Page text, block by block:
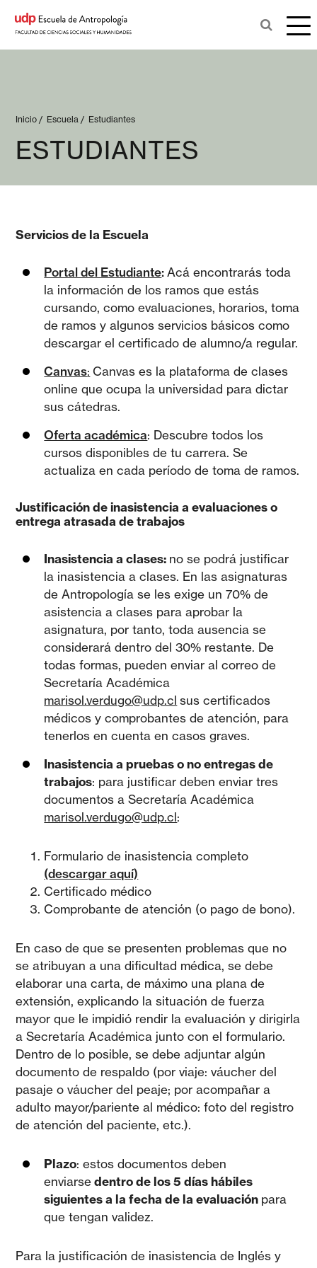
Inicio / Escuela / Estudiantes
ESTUDIANTES
Servicios de la Escuela
Portal del Estudiante:Acá encontrarás toda
la información de los ramos que estás
cursando, como evaluaciones, horarios, toma
de ramos y algunos servicios básicos como
descargar el certificado de alumno/a regular.
Canvas: Canvas es la plataforma de clases
online que ocupa la universidad para dictar
sus cátedras.
Oferta académica: Descubre todos los
cursos disponibles de tu carrera. Se
actualiza en cada período de toma de ramos.
Justificación de inasistencia a evaluaciones o
entrega atrasada de trabajos
Inasistencia a clases: no se podrá justificar
la inasistencia a clases. En las asignaturas
de Antropología se les exige un 70% de
asistencia a clases para aprobar la
asignatura, por tanto, toda ausencia se
considerará dentro del 30% restante. De
todas formas, pueden enviar al correo de
Secretaría Académica
marisol.verdugo@udp.cl sus certificados
médicos y comprobantes de atención, para
tenerlos en cuenta en casos graves.
Inasistencia a pruebas o no entregas de
trabajos: para justificar deben enviar tres
documentos a Secretaría Académica
marisol.verdugo@udp.cl:
Formulario de inasistencia completo
(descargar aquí)
Certificado médico
Comprobante de atención (o pago de bono).
En caso de que se presenten problemas que no
se atribuyan a una dificultad médica, se debe
elaborar una carta, de máximo una plana de
extensión, explicando la situación de fuerza
mayor que le impidió rendir la evaluación y dirigirla
a Secretaría Académica junto con el formulario.
Dentro de lo posible, se debe adjuntar algún
documento de respaldo (por viaje: váucher del
pasaje o váucher del peaje; por acompañar a
adulto mayor/pariente al médico: foto del registro
de atención del paciente, etc.).
Plazo: estos documentos deben
enviarsedentro de los 5 días hábiles
siguientes a la fecha de la evaluación para
que tengan validez.
Para la justificación de inasistencia de Inglés y